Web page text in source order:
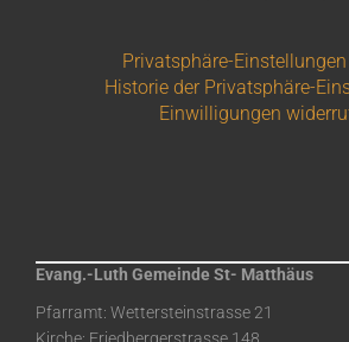
Privatsphäre-
Historie der Privatsphäre-
Einwilligungen
Evang.-Luth Gemeinde St- Matthäus
Pfarramt: Wettersteinstrasse 21
Kirche: Friedbergerstrasse 148